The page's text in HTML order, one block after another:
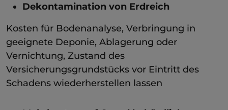
Dekontamination von Erdreich
Kosten für Bodenanalyse, Verbringung in
geeignete Deponie, Ablagerung oder
Vernichtung, Zustand des
Versicherungsgrundstücks vor Eintritt des
Schadens wiederherstellen lassen